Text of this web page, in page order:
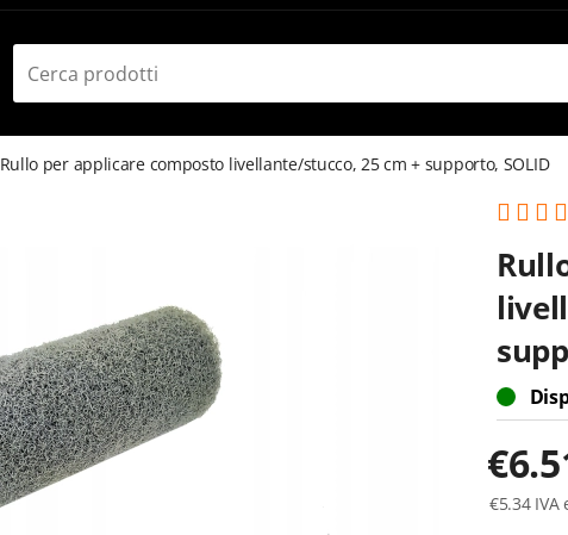
Rullo per applicare composto livellante/stucco, 25 cm + supporto, SOLID
€
€5.34IVA